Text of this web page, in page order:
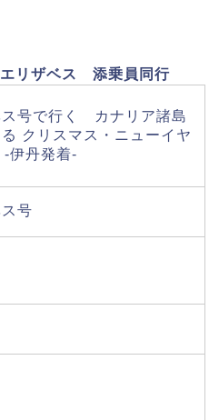
リザベス 添乗員同行
ス号で行く カナリア諸島
クリスマス・ニューイヤ
伊丹発着-
号